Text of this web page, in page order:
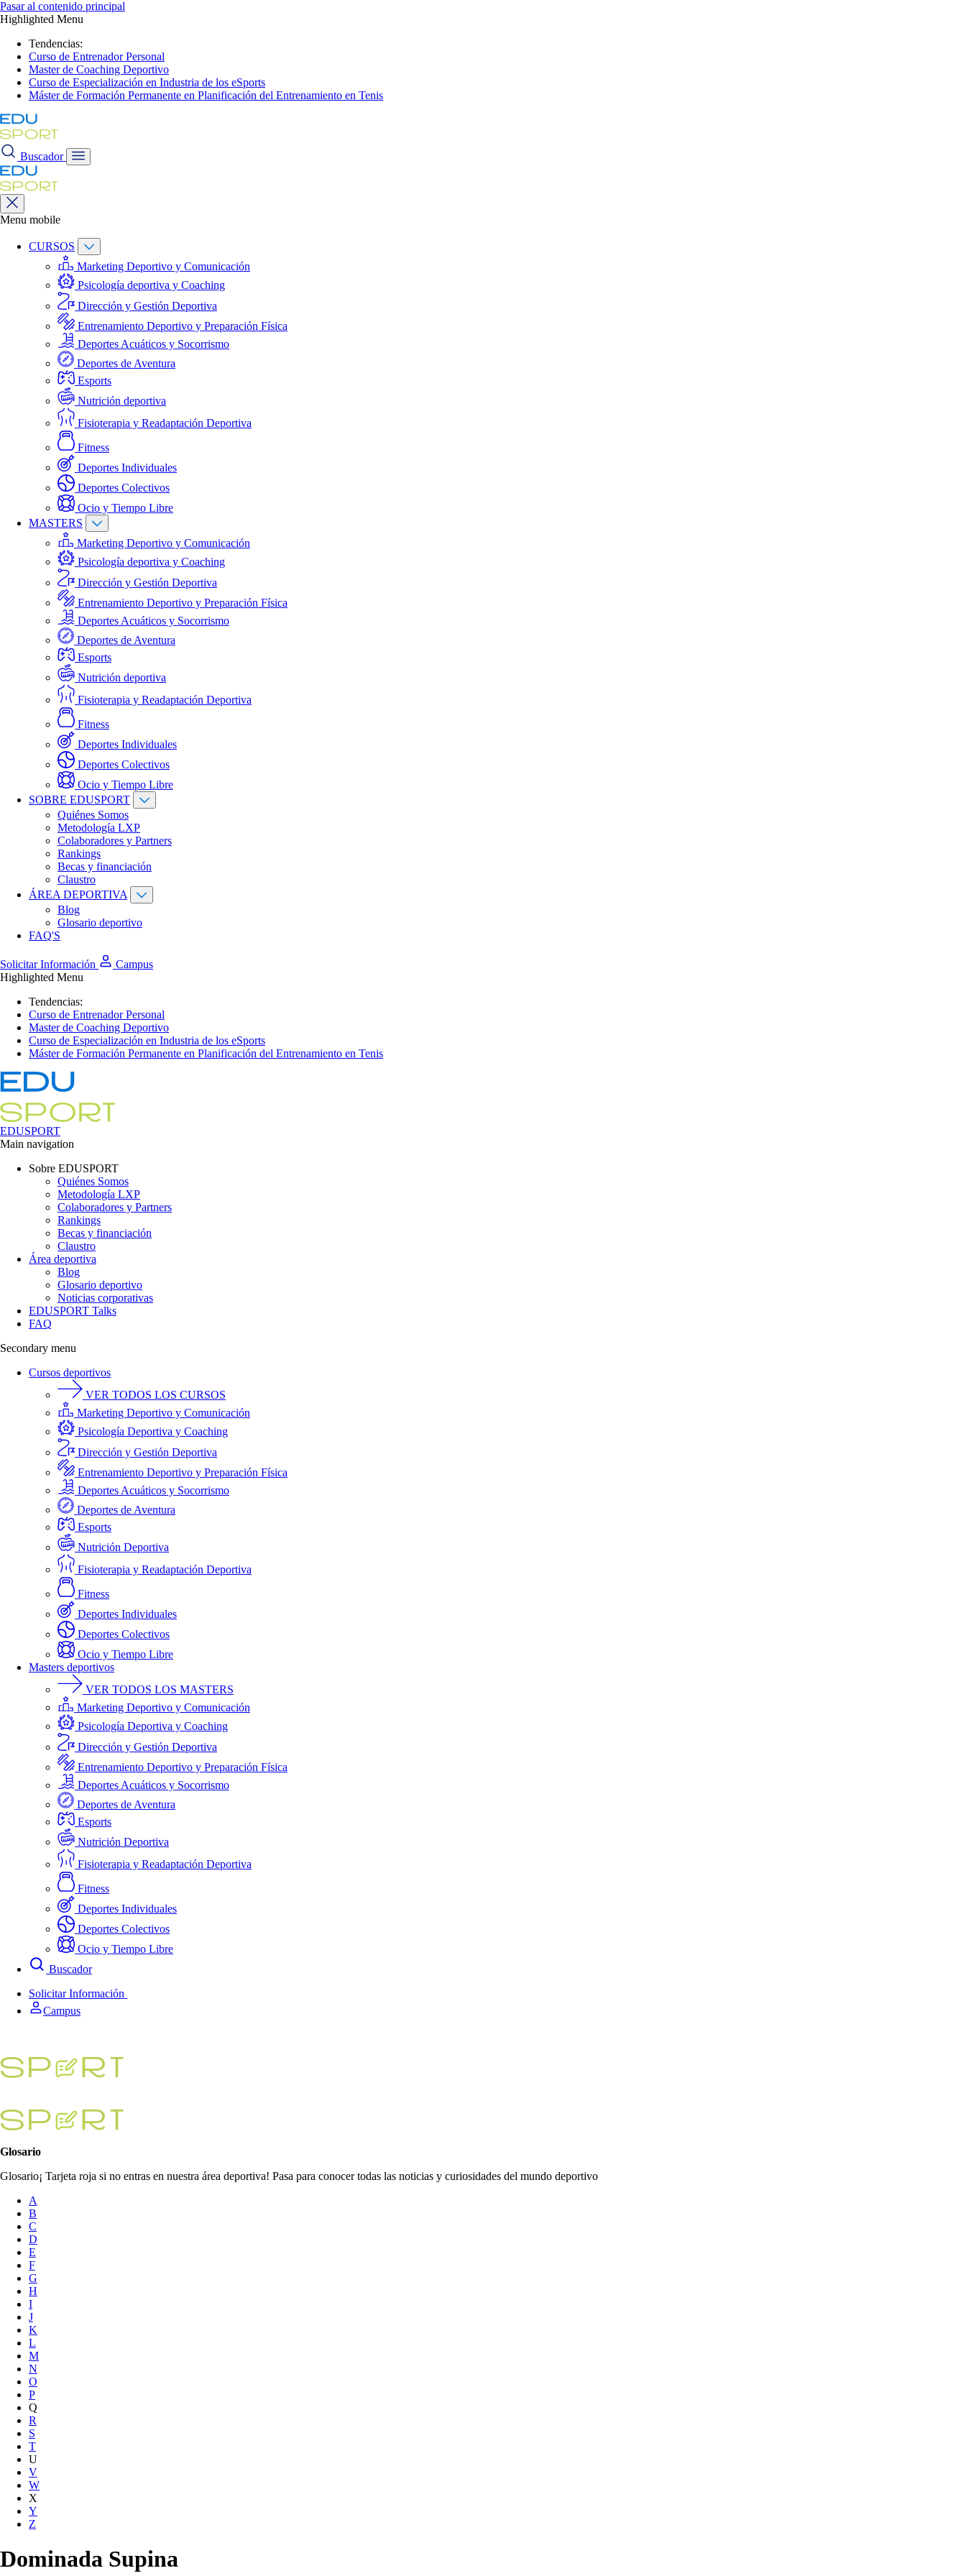
Pasar al contenido principal
Highlighted Menu
Tendencias:
Curso de Entrenador Personal
Master de Coaching Deportivo
Curso de Especialización en Industria de los eSports
Máster de Formación Permanente en Planificación del Entrenamiento en Tenis
Buscador
Menu mobile
CURSOS
Marketing Deportivo y Comunicación
Psicología deportiva y Coaching
Dirección y Gestión Deportiva
Entrenamiento Deportivo y Preparación Física
Deportes Acuáticos y Socorrismo
Deportes de Aventura
Esports
Nutrición deportiva
Fisioterapia y Readaptación Deportiva
Fitness
Deportes Individuales
Deportes Colectivos
Ocio y Tiempo Libre
MASTERS
Marketing Deportivo y Comunicación
Psicología deportiva y Coaching
Dirección y Gestión Deportiva
Entrenamiento Deportivo y Preparación Física
Deportes Acuáticos y Socorrismo
Deportes de Aventura
Esports
Nutrición deportiva
Fisioterapia y Readaptación Deportiva
Fitness
Deportes Individuales
Deportes Colectivos
Ocio y Tiempo Libre
SOBRE EDUSPORT
Quiénes Somos
Metodología LXP
Colaboradores y Partners
Rankings
Becas y financiación
Claustro
ÁREA DEPORTIVA
Blog
Glosario deportivo
FAQ'S
Solicitar Información
Campus
Highlighted Menu
Tendencias:
Curso de Entrenador Personal
Master de Coaching Deportivo
Curso de Especialización en Industria de los eSports
Máster de Formación Permanente en Planificación del Entrenamiento en Tenis
EDUSPORT
Main navigation
Sobre EDUSPORT
Quiénes Somos
Metodología LXP
Colaboradores y Partners
Rankings
Becas y financiación
Claustro
Área deportiva
Blog
Glosario deportivo
Noticias corporativas
EDUSPORT Talks
FAQ
Secondary menu
Cursos deportivos
VER TODOS LOS CURSOS
Marketing Deportivo y Comunicación
Psicología Deportiva y Coaching
Dirección y Gestión Deportiva
Entrenamiento Deportivo y Preparación Física
Deportes Acuáticos y Socorrismo
Deportes de Aventura
Esports
Nutrición Deportiva
Fisioterapia y Readaptación Deportiva
Fitness
Deportes Individuales
Deportes Colectivos
Ocio y Tiempo Libre
Masters deportivos
VER TODOS LOS MASTERS
Marketing Deportivo y Comunicación
Psicología Deportiva y Coaching
Dirección y Gestión Deportiva
Entrenamiento Deportivo y Preparación Física
Deportes Acuáticos y Socorrismo
Deportes de Aventura
Esports
Nutrición Deportiva
Fisioterapia y Readaptación Deportiva
Fitness
Deportes Individuales
Deportes Colectivos
Ocio y Tiempo Libre
Buscador
Solicitar Información
Campus
Glosario
Glosario¡ Tarjeta roja si no entras en nuestra área deportiva! Pasa para conocer todas las noticias y curiosidades del mundo deportivo
A
B
C
D
E
F
G
H
I
J
K
L
M
N
O
P
Q
R
S
T
U
V
W
X
Y
Z
Dominada Supina